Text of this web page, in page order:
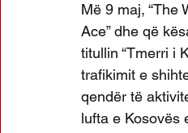
Më 9 maj, “The
Ace” dhe që
titullin “Tmerri i
trafikimit e
qendër të
lufta e Kosovës